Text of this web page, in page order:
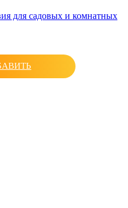
для садовых и комнатных